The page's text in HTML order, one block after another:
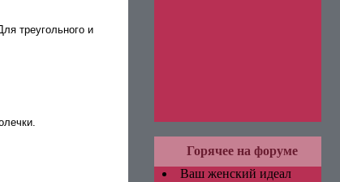
треугольного и
Горячее на форуме
Ваш женский идеал